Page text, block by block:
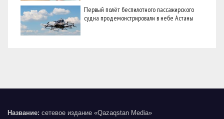
Первый полёт беспилотного пассажирского
судна продемонстрировали в небе Астаны
Название: сетевое издание «Qazaqstan Media»